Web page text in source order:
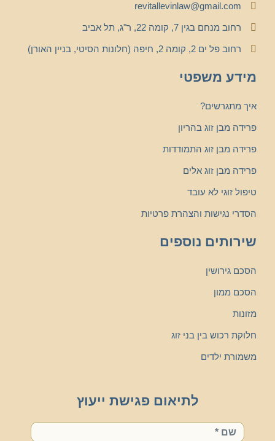
revitallevinlaw@gmail.com
רחוב מנחם בגין 7, קומה 22, ר"ג, תל אביב
רחוב פל ים 2, קומה 2, חיפה (חלונות הסיטי, בניין האורן)
מידע משפטי
איך מתגרשים?
פרידה מבן זוג בהריון
פרידה מבן זוג התמודדות
פרידה מבן זוג אלים
טיפול זוגי לא עובד
הסדרי נגישות והצהרת פרטיות
שירותים נוספים
הסכם גירושין
הסכם ממון
מזונות
חלוקת רכוש בין בני זוג
משמורת ילדים
לתיאום פגישת ייעוץ
שם